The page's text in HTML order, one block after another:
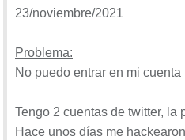
23/noviembre/2021
Problema:
No puedo entrar en mi
Tengo 2 cuentas de twitter, la
Hace unos días me